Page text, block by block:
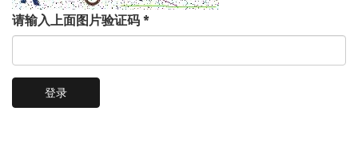
请输入上面图片验证码 *
登录